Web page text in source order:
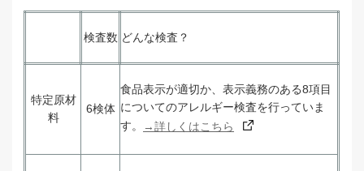
検査数 どんな検査？
特定原材
料
6検体
食品表示が適切か、表示義務のある8項目
についてのアレルギー検査を行っていま
す。
→詳しくはこちら